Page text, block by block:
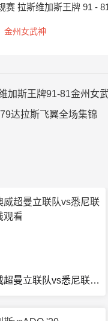
赛 拉斯维加斯王牌 91 -
金州女武神
加斯王牌91-81金州女
达拉斯飞翼全场集锦
澳威超曼立联队vs悉尼联在线观看